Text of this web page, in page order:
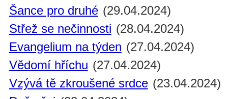
Šance pro druhé (29.04.2024)
Střež se nečinnosti (28.04.2024)
Evangelium na týden (27.04.2024)
Vědomí hříchu (27.04.2024)
Vzývá tě zkroušené srdce (23.04.2024)